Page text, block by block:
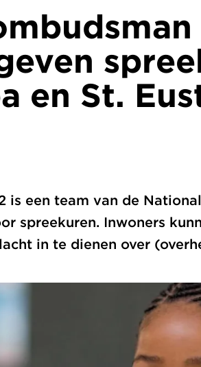
en St.
is een team van de
spreekuren. Inwoners
in te dienen over